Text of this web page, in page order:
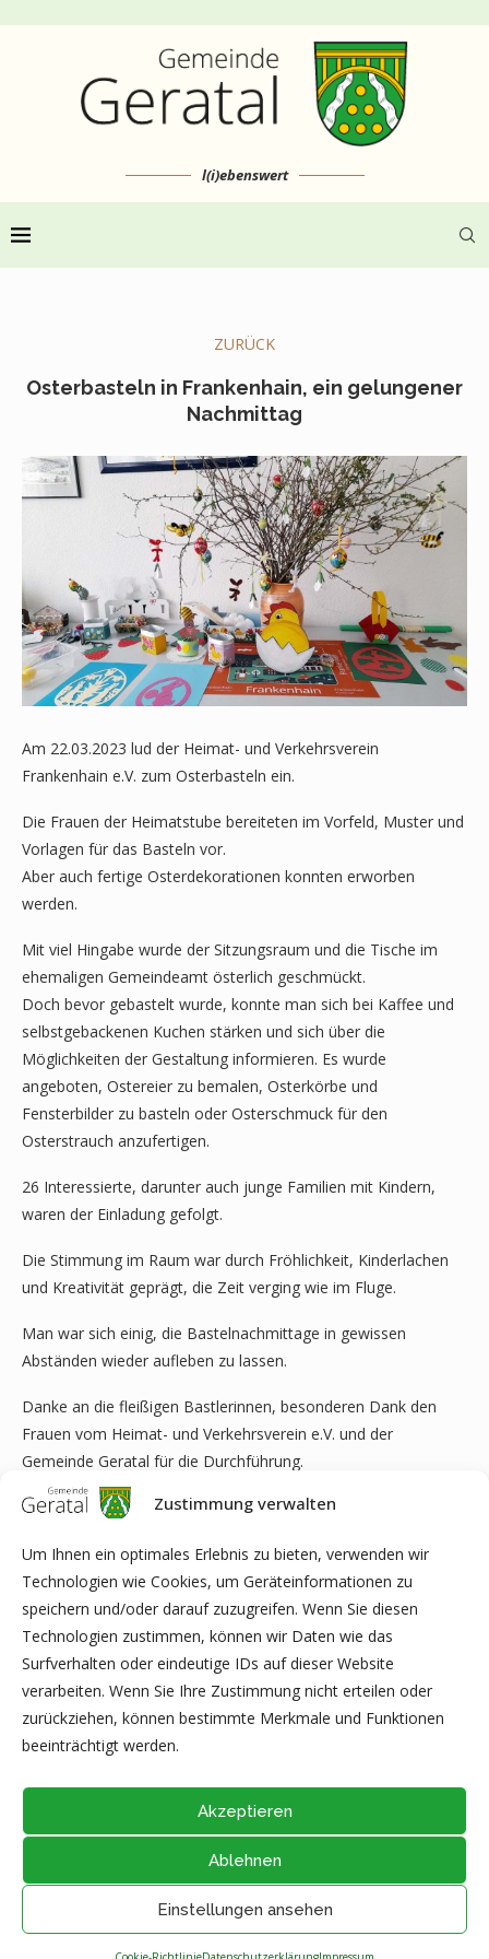
Zustimmung verwalten
Um Ihnen ein optimales Erlebnis zu bieten, verwenden wir
Technologien wie Cookies, um Geräteinformationen zu
speichern und/oder darauf zuzugreifen. Wenn Sie diesen
Technologien zustimmen, können wir Daten wie das
Surfverhalten oder eindeutige IDs auf dieser Website
verarbeiten. Wenn Sie Ihre Zustimmung nicht erteilen oder
zurückziehen, können bestimmte Merkmale und Funktionen
beeinträchtigt werden.
Akzeptieren
Ablehnen
Einstellungen ansehen
l(i)ebenswert
ZURÜCK
Osterbasteln in Frankenhain, ein gelungener
Nachmittag
Am 22.03.2023 lud der Heimat- und Verkehrsverein
Frankenhain e.V. zum Osterbasteln ein.
Die Frauen der Heimatstube bereiteten im Vorfeld, Muster und
Vorlagen für das Basteln vor.
Aber auch fertige Osterdekorationen konnten erworben
werden.
Mit viel Hingabe wurde der Sitzungsraum und die Tische im
ehemaligen Gemeindeamt österlich geschmückt.
Doch bevor gebastelt wurde, konnte man sich bei Kaffee und
selbstgebackenen Kuchen stärken und sich über die
Möglichkeiten der Gestaltung informieren. Es wurde
angeboten, Ostereier zu bemalen, Osterkörbe und
Fensterbilder zu basteln oder Osterschmuck für den
Osterstrauch anzufertigen.
26 Interessierte, darunter auch junge Familien mit Kindern,
waren der Einladung gefolgt.
Die Stimmung im Raum war durch Fröhlichkeit, Kinderlachen
und Kreativität geprägt, die Zeit verging wie im Fluge.
Man war sich einig, die Bastelnachmittage in gewissen
Abständen wieder aufleben zu lassen.
Danke an die fleißigen Bastlerinnen, besonderen Dank den
Frauen vom Heimat- und Verkehrsverein e.V. und der
Gemeinde Geratal für die Durchführung.
@2026 - Alle Rechte vorbehalten durchGemeinde Geratal
DATENSCHUTZ|Thüringer Transparenzportal
NACH OBEN